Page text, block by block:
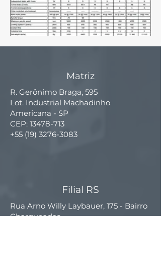
Matriz
R. Gerônimo Braga, 595
Lot. Industrial Machadinho
Americana - SP
CEP: 13478-713
+55 (19) 3276-3083
Filial RS
Rua Arno Willy Laybauer, 175 - Bairro
Charqueadas